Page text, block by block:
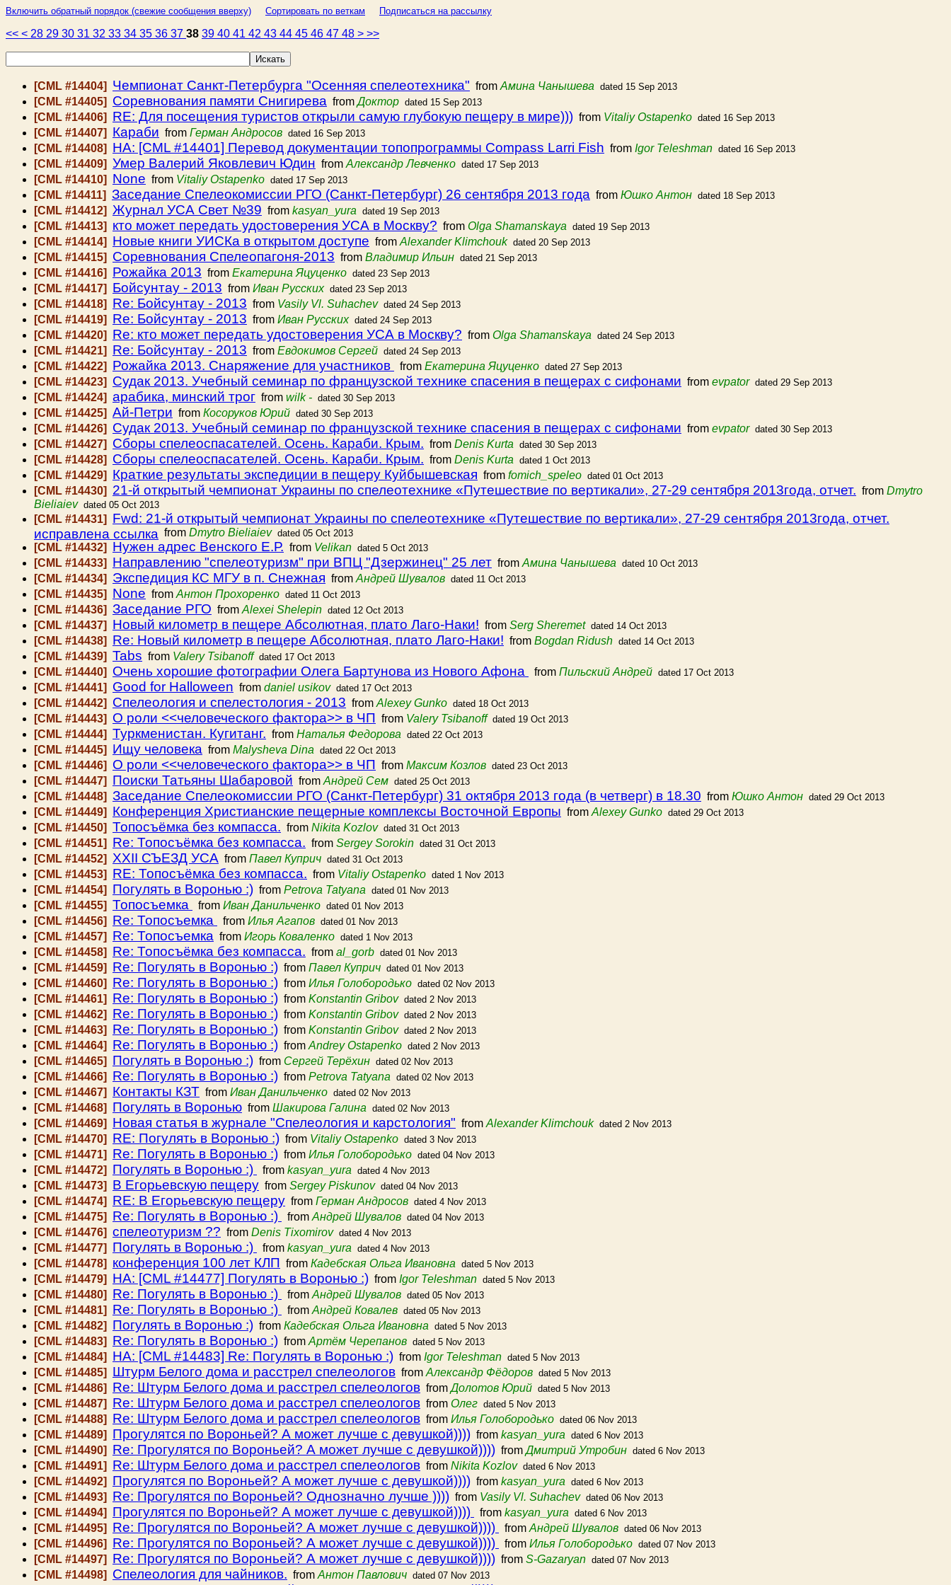
Включить обратный порядок (свежие сообщения вверху) Сортировать по веткам Подписаться на рассылку
<< < 28 29 30 31 32 33 34 35 36 37 38 39 40 41 42 43 44 45 46 47 48 > >>
[CML #14404] Чемпионат Санкт-Петербурга "Осенняя спелеотехника" from Амина Чанышева dated 15 Sep 2013
[CML #14405] Соревнования памяти Снигирева fromДоктор dated 15 Sep 2013
[CML #14406] RE: Для посещения туристов открыли самую глубокую пещеру в мире))) from Vitaliy Ostapenko dated 16 Sep 2013
[CML #14407] Караби from Герман Андросов dated 16 Sep 2013
[CML #14408] HA: [CML #14401] Перевод документации топопрограммы Compass Larri Fish from Igor Teleshman dated 16 Sep 2013
[CML #14409] Умер Валерий Яковлевич Юдин from Александр Левченко dated 17 Sep 2013
[CML #14410] None from Vitaliy Ostapenko dated 17 Sep 2013
[CML #14411] Заседание Спелеокомиссии РГО (Санкт-Петербург) 26 сентября 2013 года from Юшко Антон dated 18 Sep 2013
[CML #14412] Журнал УСА Свет №39 from kasyan_yura dated 19 Sep 2013
[CML #14413] кто может передать удостоверения УСА в Москву? from Olga Shamanskaya dated 19 Sep 2013
[CML #14414] Новые книги УИСКа в открытом доступе from Alexander Klimchouk dated 20 Sep 2013
[CML #14415] Соревнования Спелеопагоня-2013 from Владимир Ильин dated 21 Sep 2013
[CML #14416] Рожайка 2013 from Екатерина Яцуценко dated 23 Sep 2013
[CML #14417] Бойсунтау - 2013 from Иван Русских dated 23 Sep 2013
[CML #14418] Re: Бойсунтау - 2013 from Vasily Vl. Suhachev dated 24 Sep 2013
[CML #14419] Re: Бойсунтау - 2013 from Иван Русских dated 24 Sep 2013
[CML #14420] Re: кто может передать удостоверения УСА в Москву? from Olga Shamanskaya dated 24 Sep 2013
[CML #14421] Re: Бойсунтау - 2013 from Евдокимов Сергей dated 24 Sep 2013
[CML #14422] Рожайка 2013. Снаряжение для участников from Екатерина Яцуценко dated 27 Sep 2013
[CML #14423] Судак 2013. Учебный семинар по французской технике спасения в пещерах с сифонами from evpator dated 29 Sep 2013
[CML #14424] арабика, минский трог from wilk - dated 30 Sep 2013
[CML #14425] Ай-Петри from Косоруков Юрий dated 30 Sep 2013
[CML #14426] Судак 2013. Учебный семинар по французской технике спасения в пещерах с сифонами from evpator dated 30 Sep 2013
[CML #14427] Сборы спелеоспасателей. Осень. Караби. Крым. from Denis Kurta dated 30 Sep 2013
[CML #14428] Сборы спелеоспасателей. Осень. Караби. Крым. from Denis Kurta dated 1 Oct 2013
[CML #14429] Краткие результаты экспедиции в пещеру Куйбышевская from fomich_speleo dated 01 Oct 2013
[CML #14430] 21-й открытый чемпионат Украины по спелеотехнике «Путешествие по вертикали», 27-29 сентября 2013года, отчет. from Dmytro
Bieliaiev dated 05 Oct 2013
[CML #14431] Fwd: 21-й открытый чемпионат Украины по спелеотехнике «Путешествие по вертикали», 27-29 сентября 2013года, отчет.
исправлена ссылка from Dmytro Bieliaiev dated 05 Oct 2013
[CML #14432] Нужен адрес Венского Е.Р. from Velikan dated 5 Oct 2013
[CML #14433] Направлению "спелеотуризм" при ВПЦ "Дзержинец" 25 лет from Амина Чанышева dated 10 Oct 2013
[CML #14434] Экспедиция КС МГУ в п. Снежная from Андрей Шувалов dated 11 Oct 2013
[CML #14435] None from Антон Прохоренко dated 11 Oct 2013
[CML #14436] Заседание РГО from Alexei Shelepin dated 12 Oct 2013
[CML #14437] Новый километр в пещере Абсолютная, плато Лаго-Наки! from Serg Sheremet dated 14 Oct 2013
[CML #14438] Re: Новый километр в пещере Абсолютная, плато Лаго-Наки! from Bogdan Ridush dated 14 Oct 2013
[CML #14439] Tabs from Valery Tsibanoff dated 17 Oct 2013
[CML #14440] Очень хорошие фотографии Олега Бартунова из Нового Афона from Пильский Андрей dated 17 Oct 2013
[CML #14441] Good for Halloween from daniel usikov dated 17 Oct 2013
[CML #14442] Спелеология и спелестология - 2013 from Alexey Gunko dated 18 Oct 2013
[CML #14443] О роли <<человеческого фактора>> в ЧП from Valery Tsibanoff dated 19 Oct 2013
[CML #14444] Туркменистан. Кугитанг. from Наталья Федорова dated 22 Oct 2013
[CML #14445] Ищу человека from Malysheva Dina dated 22 Oct 2013
[CML #14446] О роли <<человеческого фактора>> в ЧП from Максим Козлов dated 23 Oct 2013
[CML #14447] Поиски Татьяны Шабаровой from Андрей Сем dated 25 Oct 2013
[CML #14448] Заседание Спелеокомиссии РГО (Санкт-Петербург) 31 октября 2013 года (в четверг) в 18.30 from Юшко Антон dated 29 Oct 2013
[CML #14449] Конференция Христианские пещерные комплексы Восточной Европы from Alexey Gunko dated 29 Oct 2013
[CML #14450] Топосъёмка без компасса. from Nikita Kozlov dated 31 Oct 2013
[CML #14451] Re: Топосъёмка без компасса. from Sergey Sorokin dated 31 Oct 2013
[CML #14452] ХХІІ СЪЕЗД УСА from Павел Куприч dated 31 Oct 2013
[CML #14453] RE: Топосъёмка без компасса. from Vitaliy Ostapenko dated 1 Nov 2013
[CML #14454] Погулять в Воронью :) from Petrova Tatyana dated 01 Nov 2013
[CML #14455] Топосъемка from Иван Данильченко dated 01 Nov 2013
[CML #14456] Re: Топосъемка from Илья Агапов dated 01 Nov 2013
[CML #14457] Re: Топосъемка from Игорь Коваленко dated 1 Nov 2013
[CML #14458] Re: Топосъёмка без компасса. from al_gorb dated 01 Nov 2013
[CML #14459] Re: Погулять в Воронью :) from Павел Куприч dated 01 Nov 2013
[CML #14460] Re: Погулять в Воронью :) from Илья Голобородько dated 02 Nov 2013
[CML #14461] Re: Погулять в Воронью :) from Konstantin Gribov dated 2 Nov 2013
[CML #14462] Re: Погулять в Воронью :) from Konstantin Gribov dated 2 Nov 2013
[CML #14463] Re: Погулять в Воронью :) from Konstantin Gribov dated 2 Nov 2013
[CML #14464] Re: Погулять в Воронью :) from Andrey Ostapenko dated 2 Nov 2013
[CML #14465] Погулять в Воронью :) from Сергей Терёхин dated 02 Nov 2013
[CML #14466] Re: Погулять в Воронью :) from Petrova Tatyana dated 02 Nov 2013
[CML #14467] Контакты КЗТ from Иван Данильченко dated 02 Nov 2013
[CML #14468] Погулять в Воронью from Шакирова Галина dated 02 Nov 2013
[CML #14469] Новая статья в журнале "Спелеология и карстология" from Alexander Klimchouk dated 2 Nov 2013
[CML #14470] RE: Погулять в Воронью :) from Vitaliy Ostapenko dated 3 Nov 2013
[CML #14471] Re: Погулять в Воронью :) from Илья Голобородько dated 04 Nov 2013
[CML #14472] Погулять в Воронью :) from kasyan_yura dated 4 Nov 2013
[CML #14473] В Егорьевскую пещеру from Sergey Piskunov dated 04 Nov 2013
[CML #14474] RE: В Егорьевскую пещеру from Герман Андросов dated 4 Nov 2013
[CML #14475] Re: Погулять в Воронью :) from Андрей Шувалов dated 04 Nov 2013
[CML #14476] спелеотуризм ?? from Denis Tixomirov dated 4 Nov 2013
[CML #14477] Погулять в Воронью :) from kasyan_yura dated 4 Nov 2013
[CML #14478] конференция 100 лет КЛП from Кадебская Ольга Ивановна dated 5 Nov 2013
[CML #14479] HA: [CML #14477] Погулять в Воронью :) from Igor Teleshman dated 5 Nov 2013
[CML #14480] Re: Погулять в Воронью :) from Андрей Шувалов dated 05 Nov 2013
[CML #14481] Re: Погулять в Воронью :) from Андрей Ковалев dated 05 Nov 2013
[CML #14482] Погулять в Воронью :) from Кадебская Ольга Ивановна dated 5 Nov 2013
[CML #14483] Re: Погулять в Воронью :) from Артём Черепанов dated 5 Nov 2013
[CML #14484] HA: [CML #14483] Re: Погулять в Воронью :) from Igor Teleshman dated 5 Nov 2013
[CML #14485] Штурм Белого дома и расстрел спелеологов from Александр Фёдоров dated 5 Nov 2013
[CML #14486] Re: Штурм Белого дома и расстрел спелеологов fromДолотов Юрий dated 5 Nov 2013
[CML #14487] Re: Штурм Белого дома и расстрел спелеологов from Олег dated 5 Nov 2013
[CML #14488] Re: Штурм Белого дома и расстрел спелеологов from Илья Голобородько dated 06 Nov 2013
[CML #14489] Прогулятся по Вороньей? А может лучше с девушкой)))) from kasyan_yura dated 6 Nov 2013
[CML #14490] Re: Прогулятся по Вороньей? А может лучше с девушкой)))) fromДмитрий Утробин dated 6 Nov 2013
[CML #14491] Re: Штурм Белого дома и расстрел спелеологов from Nikita Kozlov dated 6 Nov 2013
[CML #14492] Прогулятся по Вороньей? А может лучше с девушкой)))) from kasyan_yura dated 6 Nov 2013
[CML #14493] Re: Прогулятся по Вороньей? Однозначно лучше )))) from Vasily Vl. Suhachev dated 06 Nov 2013
[CML #14494] Прогулятся по Вороньей? А может лучше с девушкой)))) from kasyan_yura dated 6 Nov 2013
[CML #14495] Re: Прогулятся по Вороньей? А может лучше с девушкой)))) from Андрей Шувалов dated 06 Nov 2013
[CML #14496] Re: Прогулятся по Вороньей? А может лучше с девушкой)))) from Илья Голобородько dated 07 Nov 2013
[CML #14497] Re: Прогулятся по Вороньей? А может лучше с девушкой)))) from S-Gazaryan dated 07 Nov 2013
[CML #14498] Спелеология для чайников. from Антон Павлович dated 07 Nov 2013